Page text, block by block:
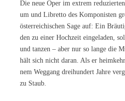
Die neue Oper im ex­trem
um und Li­bret­to des Kom­po­nis­ten
ös­ter­rei­chi­schen Sage auf: Ein
den zu ei­ner Hoch­zeit ein­ge­la­den,
und tan­zen – aber nur so lan­ge die
hält sich nicht dar­an. Als er
nem Weg­gang drei­hun­dert Jah­re
zu Staub.